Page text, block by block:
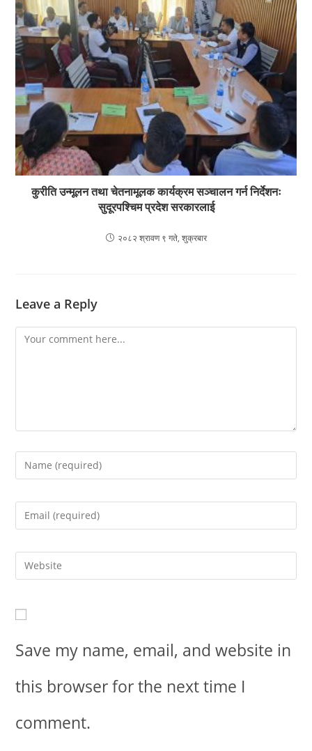
कुरीति उन्मूलन तथा चेतनामूलक कार्यक्रम सञ्चालन गर्न निर्देशनः
सुदूरपश्चिम प्रदेश सरकारलाई
२०८२ श्रावण ९ गते, शुक्रबार
Leave a Reply
Save my name, email, and website in
this browser for the next time I
comment.